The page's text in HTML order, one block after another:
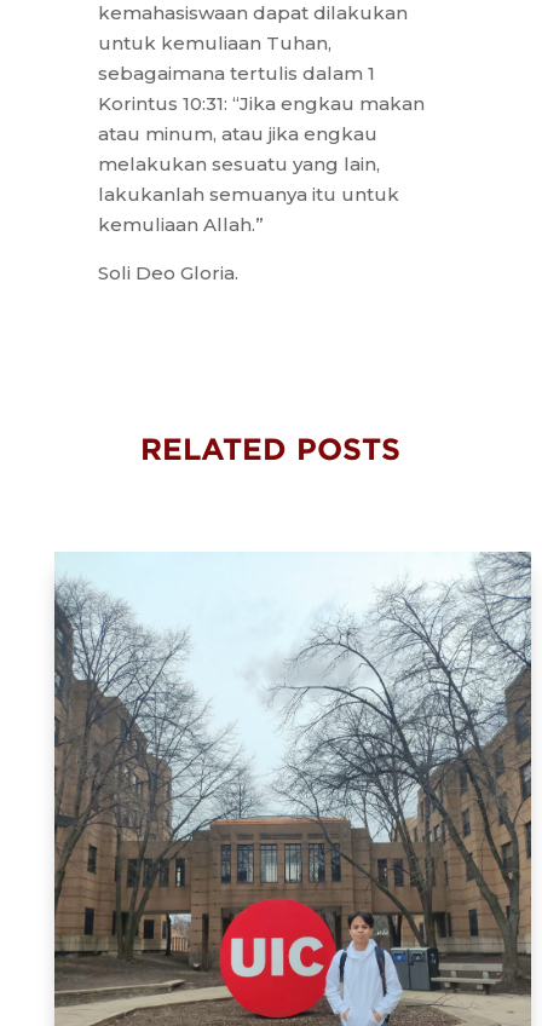
kemahasiswaan dapat dilakukan
untuk kemuliaan Tuhan,
sebagaimana tertulis dalam 1
Korintus 10:31: “Jika engkau makan
atau minum, atau jika engkau
melakukan sesuatu yang lain,
lakukanlah semuanya itu untuk
kemuliaan Allah.”
Soli Deo Gloria.
RELATED POSTS